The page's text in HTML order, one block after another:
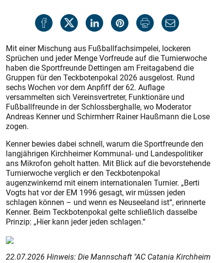
Mit einer Mischung aus Fußballfachsimpelei, lockeren
Sprüchen und jeder Menge Vorfreude auf die Turnierwoche
haben die Sportfreunde Dettingen am Freitagabend die
Gruppen für den Teckbotenpokal 2026 ausgelost. Rund
sechs Wochen vor dem Anpfiff der 62. Auflage
versammelten sich Vereinsvertreter, Funktionäre und
Fußballfreunde in der Schlossberghalle, wo Moderator
Andreas Kenner und Schirmherr Rainer Haußmann die Lose
zogen.
Kenner bewies dabei schnell, warum die Sportfreunde den
langjährigen Kirchheimer Kommunal- und Landespolitiker
ans Mikrofon geholt hatten. Mit Blick auf die bevorstehende
Turnierwoche verglich er den Teckbotenpokal
augenzwinkernd mit einem internationalen Turnier. „Berti
Vogts hat vor der EM 1996 gesagt, wir müssen jeden
schlagen können – und wenn es Neuseeland ist“, erinnerte
Kenner. Beim Teckbotenpokal gelte schließlich dasselbe
Prinzip: „Hier kann jeder jeden schlagen.“
22.07.2026 Hinweis: Die Mannschaft "AC Catania Kirchheim